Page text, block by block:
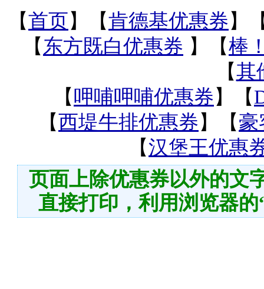
【首页】【肯德基优惠券】
【 东方既白优惠券 】【棒
【其
【呷哺呷哺优惠券】【
【西堤牛排优惠券】【豪
【汉堡王优惠
页面上除优惠券以外的文
直接打印，利用浏览器